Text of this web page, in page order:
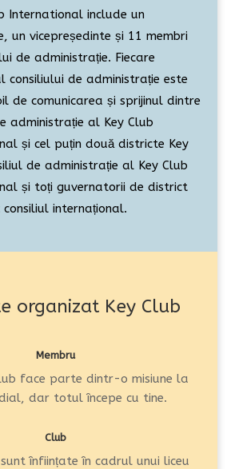
International include un
un vicepreședinte și 11 membri
de administrație. Fiecare
consiliului de administrație este
de comunicarea și sprijinul dintre
administrație al Key Club
și cel puțin două districte Key
de administrație al Key Club
și toți guvernatorii de district
consiliul internațional.
organizat Key Club
Membru
face parte dintr-o misiune la
dar totul începe cu tine.
Club
înființate în cadrul unui liceu